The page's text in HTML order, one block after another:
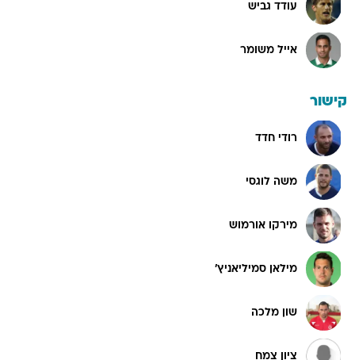
עודד גביש
אייל משומר
קישור
רודי חדד
משה לוגסי
מירקו אורמוש
מילאן סמיליאניץ'
שון מלכה
ציון צמח